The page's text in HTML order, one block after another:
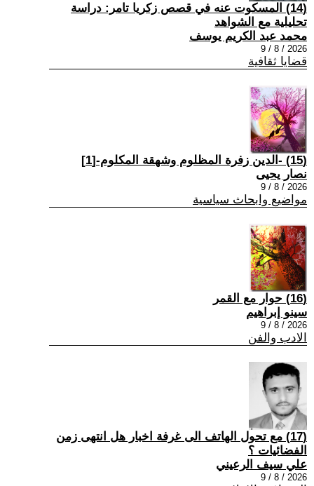
(14) المسكوت عنه في قصص زكريا تامر: دراسة
تحليلية مع الشواهد
محمد عبد الكريم يوسف
2026 / 8 / 9
قضايا ثقافية
(15) -الدين زفرة المظلوم وشهقة المكلوم-[1]
نصار يحيى
2026 / 8 / 9
مواضيع وابحاث سياسية
(16) حوار مع القمر
سينو إبراهيم
2026 / 8 / 9
الادب والفن
(17) مع تحول الهاتف الى غرفة اخبار هل انتهى زمن
الفضائيات ؟
علي سيف الرعيني
2026 / 8 / 9